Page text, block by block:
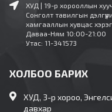
ХУД | 19-р хорооллын
Сонголт тавилгын
хамгааллын хувцас
Даваа-Ням 10:00-21:00
Утас: 11-341573
ХОЛБОО БАРИХ
ХУД, 3-р хороо,
давхар